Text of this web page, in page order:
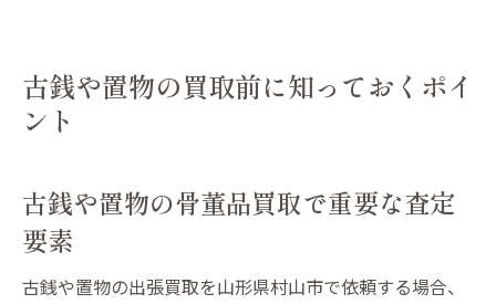
古銭や置物の買取前に知っておくポイ
ント
古銭や置物の骨董品買取で重要な査定
要素
古銭や置物の出張買取を山形県村山市で依頼する場合、